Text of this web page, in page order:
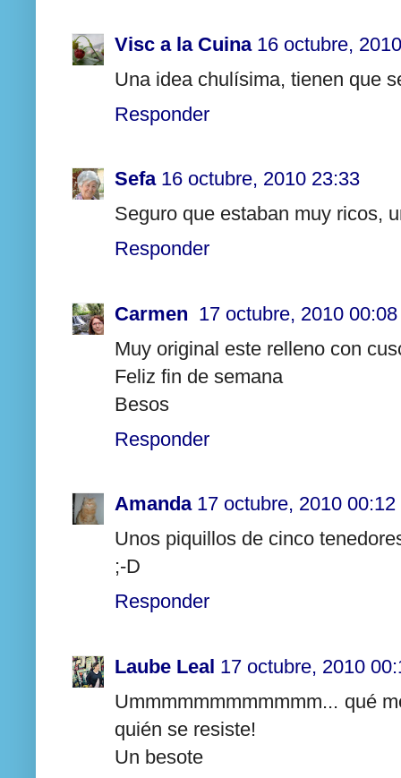
Visc a la Cuina 16 octubre,
Una idea chulísima, tienen que
Responder
Sefa 16 octubre, 2010 23:33
Seguro que estaban muy ricos,
Responder
Carmen 17 octubre, 2010 00:08
Muy original este relleno con
Feliz fin de semana
Besos
Responder
Amanda 17 octubre, 2010 00:12
Unos piquillos de cinco
;-D
Responder
Laube Leal 17 octubre, 2010
Ummmmmmmmmmmm... qué
quién se resiste!
Un besote